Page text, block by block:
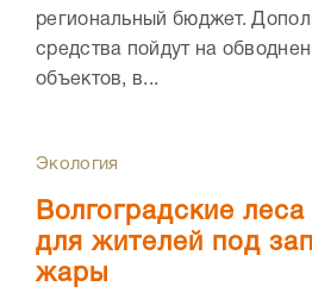
региональный бюджет.
средства пойдут на
объектов, в...
Экология
Волгоградские леса
для жителей под
жары